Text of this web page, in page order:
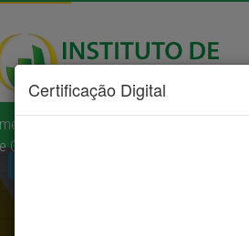
Certificação Digital
Conosco